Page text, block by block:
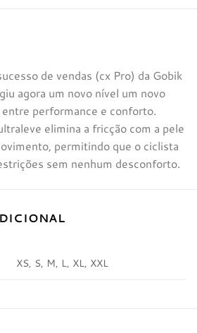
de vendas (cx Pro) da Gobik
agora um novo nível um novo
performance e conforto.
elimina a fricção com a pele
permitindo que o ciclista
sem nenhum desconforto.
XS, S, M, L, XL, XXL